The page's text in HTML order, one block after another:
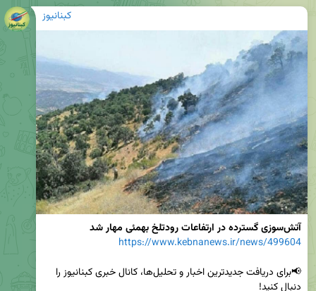
کبنانیوز
آتش‌سوزی گسترده در ارتفاعات رودتلخ بهمئی مهار شد
https://www.kebnanews.ir/news/499604